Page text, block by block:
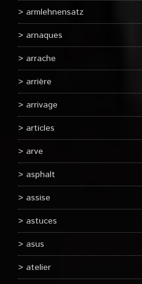
armlehnensatz
arnaques
arrache
arrière
arrivage
articles
arve
asphalt
assise
astuces
asus
atelier